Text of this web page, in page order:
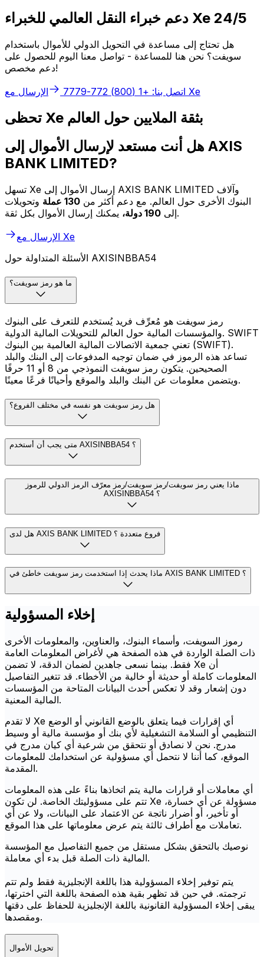
دعم خبراء النقل العالمي للخبراء Xe 24/5
هل تحتاج إلى مساعدة في التحويل الدولي للأموال باستخدام
سويفت؟ نحن هنا للمساعدة - تواصل معنا اليوم للحصول على
دعم مخصص!
اتصل بنا: +1 (800) 772-7779 الإرسال مع Xe
تحظى Xe بثقة الملايين حول العالم
هل أنت مستعد لإرسال الأموال إلى AXIS
BANK LIMITED?
تسهل Xe إرسال الأموال إلى AXIS BANK LIMITED وآلاف
البنوك الأخرى حول العالم. مع دعم أكثر من 130 عملة
وتحويلات
إلى 190 دولة،
يمكنك إرسال الأموال بكل ثقة.
الإرسال مع Xe
الأسئلة المتداولة حول AXISINBBA54
ما هو رمز سويفت؟
رمز سويفت هو مُعرِّف فريد يُستخدم للتعرف على البنوك
والمؤسسات المالية حول العالم للتحويلات المالية الدولية. SWIFT
تعني جمعية الاتصالات المالية العالمية بين البنوك (SWIFT).
تساعد هذه الرموز في ضمان توجيه المدفوعات إلى البنك والبلد
الصحيحين. يتكون رمز سويفت النموذجي من 8 أو 11 حرفًا
ويتضمن معلومات عن البنك والبلد والموقع وأحيانًا فرعًا معينًا.
هل رمز سويفت هو نفسه في مختلف الفروع؟
متى يجب أن أستخدم AXISINBBA54 ؟
ماذا يعني رمز سويفت/رمز سويفت/رمز معرّف الرمز الدولي للرموز
AXISINBBA54 ؟
هل لدى AXIS BANK LIMITED فروع متعددة ؟
ماذا يحدث إذا استخدمت رمز سويفت خاطئ في AXIS BANK LIMITED ؟
إخلاء المسؤولية
رموز السويفت، وأسماء البنوك، والعناوين، والمعلومات الأخرى
ذات الصلة الواردة في هذه الصفحة هي لأغراض المعلومات العامة
فقط. بينما نسعى جاهدين لضمان الدقة، لا تضمن Xe أن
المعلومات كاملة أو حديثة أو خالية من الأخطاء. قد تتغير التفاصيل
دون إشعار وقد لا تعكس أحدث البيانات المتاحة من المؤسسات
المالية المعنية.
لا تقدم Xe أي إقرارات فيما يتعلق بالوضع القانوني أو الوضع
التنظيمي أو السلامة التشغيلية لأي بنك أو مؤسسة مالية أو وسيط
مدرج. نحن لا نصادق أو نتحقق من شرعية أي كيان مدرج في
الموقع، كما أننا لا نتحمل أي مسؤولية عن استخدامك للمعلومات
المقدمة.
أي معاملات أو قرارات مالية يتم اتخاذها بناءً على هذه المعلومات
تتم على مسؤوليتك الخاصة. لن تكون Xe مسؤولة عن أي خسارة،
أو تأخير، أو أضرار ناتجة عن الاعتماد على البيانات، ولا عن أي
تعاملات مع أطراف ثالثة يتم عرض معلوماتها على هذا الموقع.
نوصيك بالتحقق بشكل مستقل من جميع التفاصيل مع المؤسسة
المالية ذات الصلة قبل بدء أي معاملة.
يتم توفير إخلاء المسؤولية هذا باللغة الإنجليزية فقط ولم تتم
ترجمته. في حين قد تظهر بقية هذه الصفحة باللغة التي اخترتها،
يبقى إخلاء المسؤولية القانونية باللغة الإنجليزية للحفاظ على دقتها
ومقصدها.
تحويل الأموال